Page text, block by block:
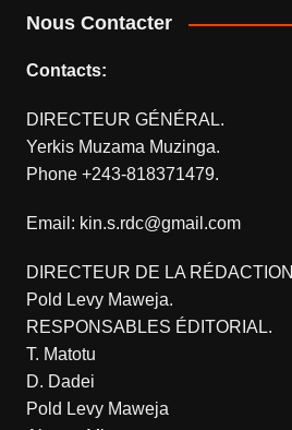
Nous Contacter
Contacts:
DIRECTEUR GÉNÉRAL.
Yerkis Muzama Muzinga.
Phone +243-818371479.
Email: kin.s.rdc@gmail.com
DIRECTEUR DE LA RÉDACTION
Pold Levy Maweja.
RESPONSABLES ÉDITORIAL.
T. Matotu
D. Dadei
Pold Levy Maweja